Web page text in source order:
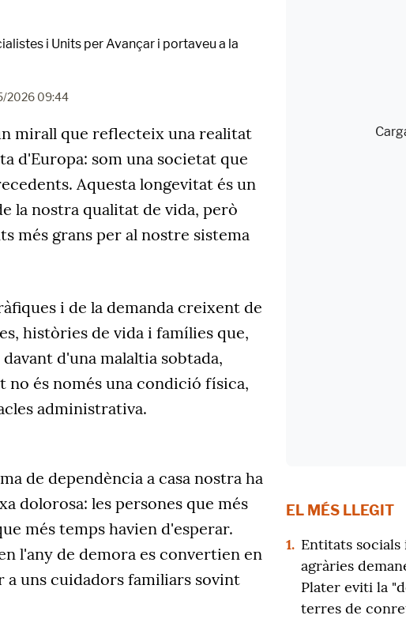
i Units per Avançar i portaveu a la
2026 09:44
mirall que reflecteix una realitat
d'Europa: som una societat que
Aquesta longevitat és un
la nostra qualitat de vida, però
més grans per al nostre sistema
i de la demanda creixent de
històries de vida i famílies que,
d'una malaltia sobtada,
és només una condició física,
administrativa.
de dependència a casa nostra ha
dolorosa: les persones que més
més temps havien d'esperar.
l'any de demora es convertien en
uns cuidadors familiars sovint
EL MÉS LLEGIT
1. Entitats
agràries
Plater eviti la
terres de